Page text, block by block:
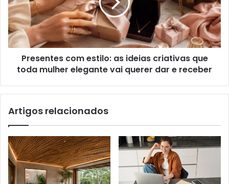
Presentes com estilo: as ideias criativas que
toda mulher elegante vai querer dar e receber
Artigos relacionados